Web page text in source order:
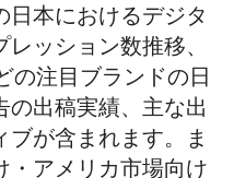
日本におけるデジタ
ッション数推移、
の注目ブランドの日
出稿実績、主な出
が含まれます。ま
・アメリカ市場向け